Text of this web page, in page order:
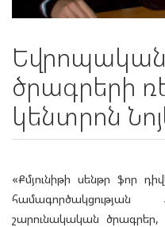
ծրագրերի
կենտրոն
«Քմյունիթի սենթր ֆոր
շարունակական ծրագրեր,